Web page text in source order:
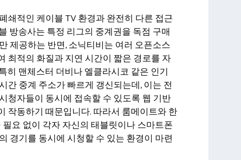
쇄적인 케이블 TV 환경과 완전히 다른 접근
방송사는 특정 리그의 중계권을 독점 구매
제공하는 반면, 소닉티비는 여러 오픈소스
최적의 화질과 지연 시간이 짧은 경로를 자
히 맨체스터 더비나 엘클라시코 같은 인기
간 중계 주소가 빠르게 갱신되는데, 이는 전
청자들이 동시에 접속할 수 있도록 웹 기반
작동하기 때문입니다. 따라서 룸메이트와 한
요 없이 각자 자신의 태블릿이나 스마트폰
경기를 동시에 시청할 수 있는 환경이 마련